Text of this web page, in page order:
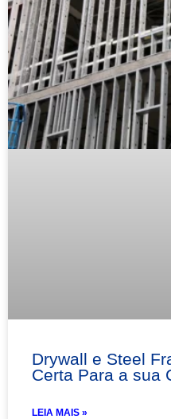
Drywall e Steel
Certa Para a sua
LEIA MAIS »